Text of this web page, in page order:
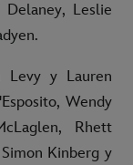
Leslie
Levy y Lauren
Wendy
Rhett
Kinberg y